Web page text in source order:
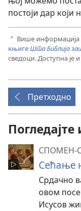
постоји дар
a Више информација
књигеШта Библија
сведоци. Доступна је
Претходно
Погледајте
СПОМЕН-
Сећање
Срдачно
овом
Исусов